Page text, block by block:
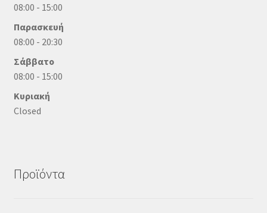
08:00 - 15:00
Παρασκευή
08:00 - 20:30
Σάββατο
08:00 - 15:00
Κυριακή
Closed
Προϊόντα